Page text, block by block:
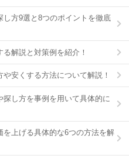
し方9選と8つのポイントを徹底
解説と対策例を紹介！
安くする方法について解説！
し方を事例を用いて具体的に
上げる具体的な6つの方法を解